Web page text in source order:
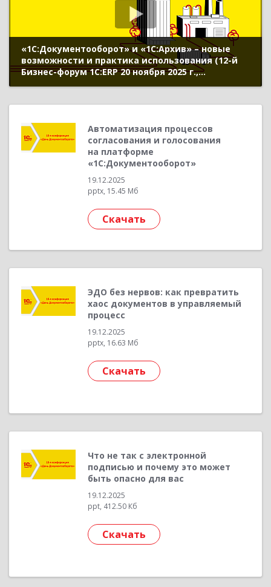
«1С:Документооборот» и «1С:Архив» – новые
возможности и практика использования (12-й
Бизнес-форум 1С:ERP 20 ноября 2025 г.,
Автоматизация процессов
согласования и голосования
на платформе
«1С:Документооборот»
19.12.2025
pptx, 15.45 Мб
Скачать
ЭДО без нервов: как превратить
хаос документов в управляемый
процесс
19.12.2025
pptx, 16.63 Мб
Скачать
Что не так с электронной
подписью и почему это может
быть опасно для вас
19.12.2025
ppt, 412.50 Кб
Скачать